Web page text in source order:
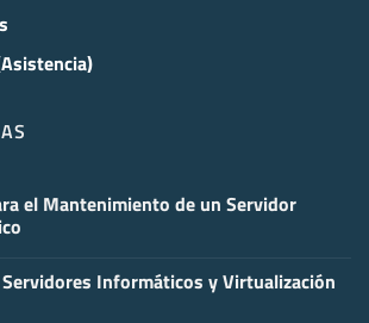
el Mantenimiento de un Servidor
Informáticos y Virtualización